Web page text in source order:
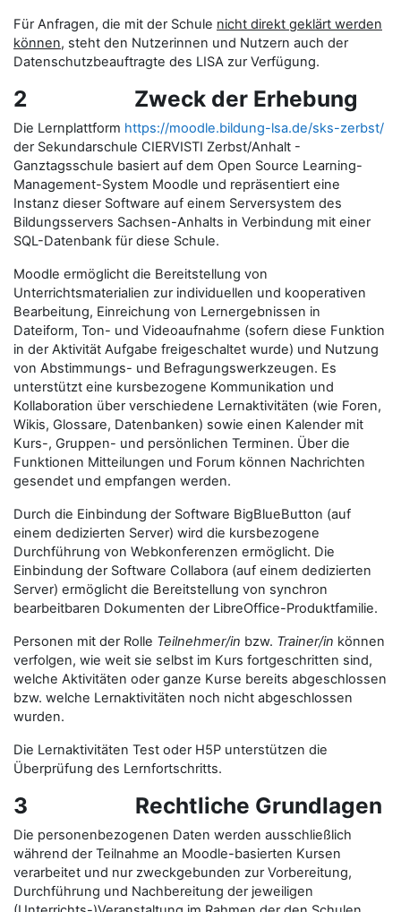
Für Anfragen, die mit der Schule nicht direkt geklärt werden
können, steht den Nutzerinnen und Nutzern auch der
Datenschutzbeauftragte des LISA zur Verfügung.
2 Zweck der Erhebung
Die Lernplattform https://moodle.bildung-lsa.de/sks-zerbst/
der Sekundarschule CIERVISTI Zerbst/Anhalt -
Ganztagsschule basiert auf dem Open Source Learning-
Management-System Moodle und repräsentiert eine
Instanz dieser Software auf einem Serversystem des
Bildungsservers Sachsen-Anhalts in Verbindung mit einer
SQL-Datenbank für diese Schule.
Moodle ermöglicht die Bereitstellung von
Unterrichtsmaterialien zur individuellen und kooperativen
Bearbeitung, Einreichung von Lernergebnissen in
Dateiform, Ton- und Videoaufnahme (sofern diese Funktion
in der Aktivität Aufgabe freigeschaltet wurde) und Nutzung
von Abstimmungs- und Befragungswerkzeugen. Es
unterstützt eine kursbezogene Kommunikation und
Kollaboration über verschiedene Lernaktivitäten (wie Foren,
Wikis, Glossare, Datenbanken) sowie einen Kalender mit
Kurs-, Gruppen- und persönlichen Terminen. Über die
Funktionen Mitteilungen und Forum können Nachrichten
gesendet und empfangen werden.
Durch die Einbindung der Software BigBlueButton (auf
einem dedizierten Server) wird die kursbezogene
Durchführung von Webkonferenzen ermöglicht. Die
Einbindung der Software Collabora (auf einem dedizierten
Server) ermöglicht die Bereitstellung von synchron
bearbeitbaren Dokumenten der LibreOffice-Produktfamilie.
Personen mit der Rolle Teilnehmer/in bzw. Trainer/in können
verfolgen, wie weit sie selbst im Kurs fortgeschritten sind,
welche Aktivitäten oder ganze Kurse bereits abgeschlossen
bzw. welche Lernaktivitäten noch nicht abgeschlossen
wurden.
Die Lernaktivitäten Test oder H5P unterstützen die
Überprüfung des Lernfortschritts.
3 Rechtliche Grundlagen
Die personenbezogenen Daten werden ausschließlich
während der Teilnahme an Moodle-basierten Kursen
verarbeitet und nur zweckgebunden zur Vorbereitung,
Durchführung und Nachbereitung der jeweiligen